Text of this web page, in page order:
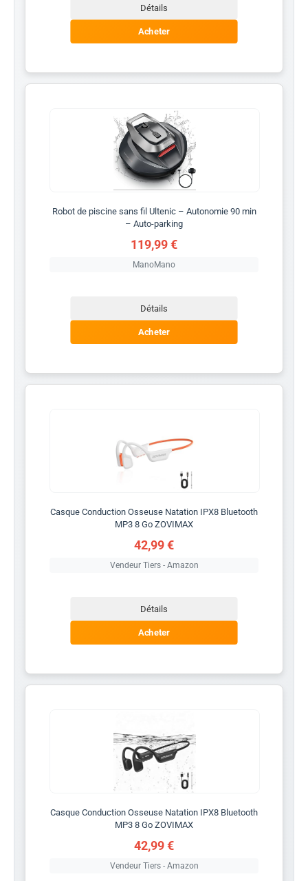
Détails
Acheter
Robot de piscine sans fil Ultenic – Autonomie 90 min
– Auto-parking
119,99 €
ManoMano
Détails
Acheter
Casque Conduction Osseuse Natation IPX8 Bluetooth
MP3 8 Go ZOVIMAX
42,99 €
Vendeur Tiers - Amazon
Détails
Acheter
Casque Conduction Osseuse Natation IPX8 Bluetooth
MP3 8 Go ZOVIMAX
42,99 €
Vendeur Tiers - Amazon